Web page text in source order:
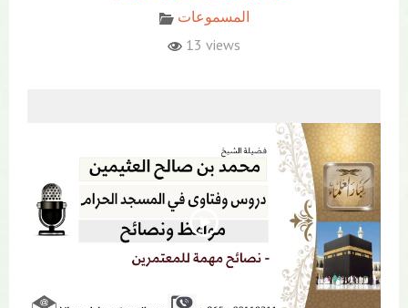
المسموعات
13 views